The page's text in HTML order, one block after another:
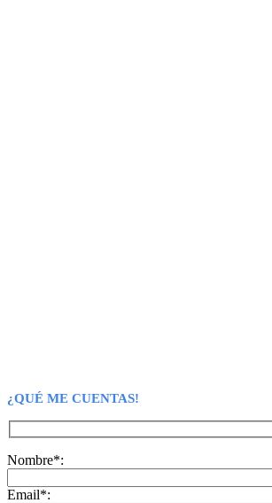
¿QUÉ ME CUENTAS!
Nombre*:
Email*: